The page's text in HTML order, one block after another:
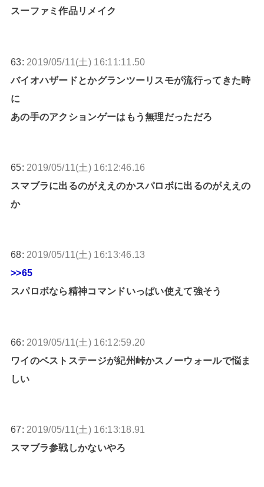
スーファミ作品リメイク
63: 2019/05/11(土) 16:11:11.50
バイオハザードとかグランツーリスモが流行ってきた時
に
あの手のアクションゲーはもう無理だっただろ
65: 2019/05/11(土) 16:12:46.16
スマブラに出るのがええのかスパロボに出るのがええの
か
68: 2019/05/11(土) 16:13:46.13
>>65
スパロボなら精神コマンドいっぱい使えて強そう
66: 2019/05/11(土) 16:12:59.20
ワイのベストステージが紀州峠かスノーウォールで悩ま
しい
67: 2019/05/11(土) 16:13:18.91
スマブラ参戦しかないやろ